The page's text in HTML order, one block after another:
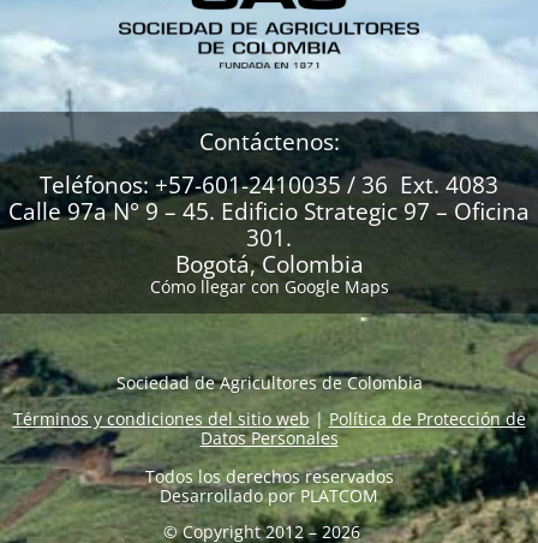
Contáctenos:
Teléfonos: +57-601-2410035 / 36 Ext. 4083
Calle 97a N° 9 – 45. Edificio Strategic 97 – Oficina
301.
Bogotá, Colombia
Cómo llegar con Google Maps
Sociedad de Agricultores de Colombia
Términos y condiciones del sitio web|Política de Protección de
Datos Personales
Todos los derechos reservados
Desarrollado por PLATCOM
© Copyright 2012 – 2026